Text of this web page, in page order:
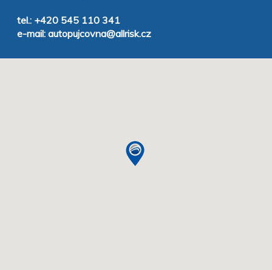
tel.: +420 545 110 341
e-mail: autopujcovna@allrisk.cz